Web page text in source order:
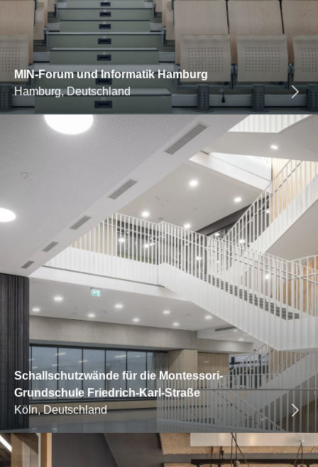
MIN-Forum und Informatik Hamburg
Hamburg, Deutschland
Schallschutzwände für die Montessori-
Grundschule Friedrich-Karl-Straße
Köln, Deutschland